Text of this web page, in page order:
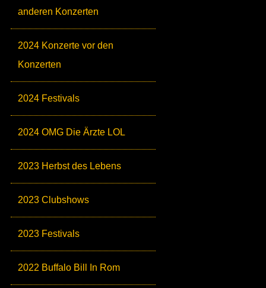
anderen Konzerten
2024 Konzerte vor den
Konzerten
2024 Festivals
2024 OMG Die Ärzte LOL
2023 Herbst des Lebens
2023 Clubshows
2023 Festivals
2022 Buffalo Bill In Rom